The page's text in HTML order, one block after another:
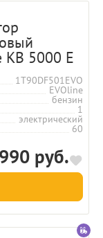
KB 5000 E
1T90DF501EVO
EVOline
бензин
1
электрический
60
руб.